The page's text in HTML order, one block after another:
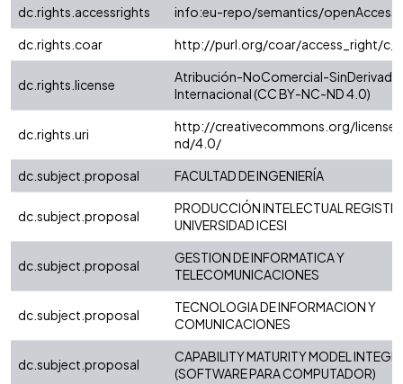
dc.rights.accessrights
info:eu-repo/semantics/openAccess
dc.rights.coar
http://purl.org/coar/access_right/
dc.rights.license
Atribución-NoComercial-
Internacional (CC BY-NC-ND 4.0)
dc.rights.uri
http://creativecommons.org/
nd/4.0/
dc.subject.proposal
FACULTAD DE INGENIERÍA
dc.subject.proposal
PRODUCCIÓN INTELECTUAL
UNIVERSIDAD ICESI
dc.subject.proposal
GESTION DE INFORMATICA Y
TELECOMUNICACIONES
dc.subject.proposal
TECNOLOGIA DE INFORMACION Y
COMUNICACIONES
dc.subject.proposal
CAPABILITY MATURITY MODEL
(SOFTWARE PARA COMPUTADOR)